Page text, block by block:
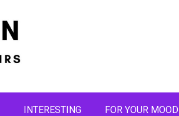
INTERESTING FOR YOUR MOOD